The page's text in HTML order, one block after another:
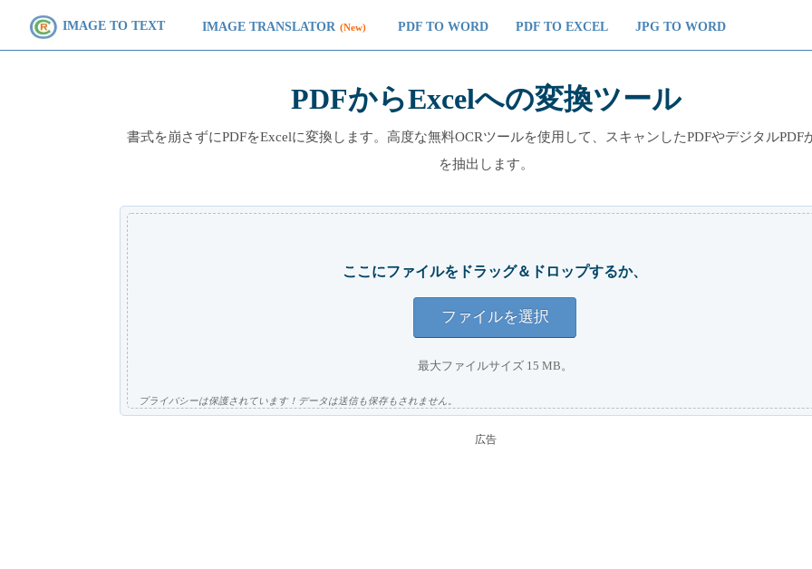
IMAGE TO TEXT IMAGE TRANSLATOR (New) PDF TO WORD PDF TO EXCEL JPG TO WORD
PDFからExcelへの変換ツール
書式を崩さずにPDFをExcelに変換します。高度な無料OCRツールを使用して、スキャンしたPDFやデジタルPDF
を抽出します。
ここにファイルをドラッグ＆ドロップするか、
ファイルを選択
最大ファイルサイズ 15 MB。
プライバシーは保護されています！データは送信も保存もされません。
広告